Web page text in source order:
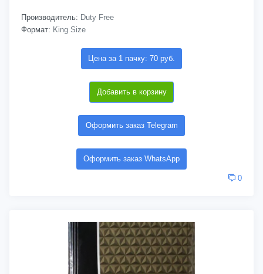
Производитель: Duty Free
Формат: King Size
Цена за 1 пачку: 70 руб.
Добавить в корзину
Оформить заказ Telegram
Оформить заказ WhatsApp
0